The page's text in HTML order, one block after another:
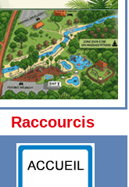
Raccourcis